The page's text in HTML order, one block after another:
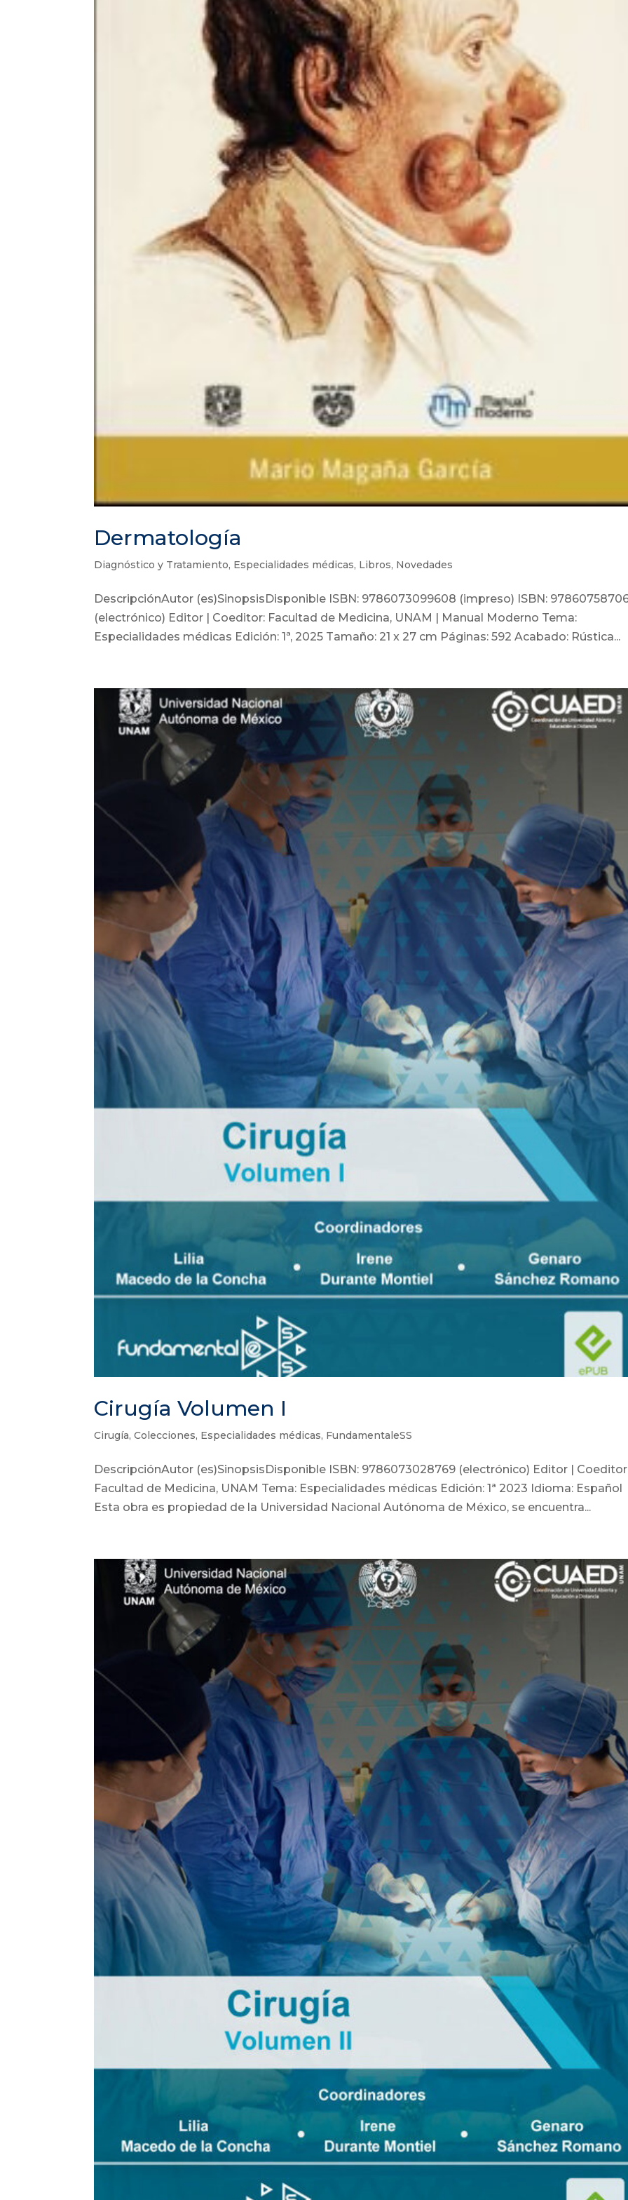
Dermatología
Diagnóstico y Tratamiento, Especialidades médicas, Libros, Novedades
DescripciónAutor (es)SinopsisDisponible ISBN: 9786073099608 (impreso) ISBN:
(electrónico) Editor | Coeditor: Facultad de Medicina, UNAM | Manual Moderno Tema:
Especialidades médicas Edición: 1ª, 2025 Tamaño: 21 x 27 cm Páginas: 592 Acabado: Rústica...
Cirugía Volumen I
Cirugía,Colecciones, Especialidades médicas, FundamentaleSS
DescripciónAutor (es)SinopsisDisponible ISBN: 9786073028769 (electrónico) Editor |
Facultad de Medicina, UNAM Tema: Especialidades médicas Edición: 1ª 2023 Idioma: Español
Esta obra es propiedad de la Universidad Nacional Autónoma de México, se encuentra...